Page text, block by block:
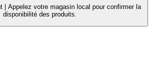
Appelez votre magasin local pour confirmer la
disponibilité des produits.